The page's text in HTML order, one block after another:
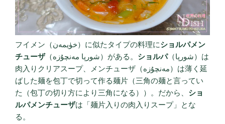
フイメン（خۈيمەن）に似たタイプの料理にショルパメン
チューザ
（شورپا مەنچۇزە）がある。 ショルパ（شورپا）は
肉入りクリアスープ、メンチューザ（مەنچۇزە）は薄く延
ばした麺を包丁で切って作る麺片（三角の麺と言ってい
た（包丁の切り方により三角になる））。だから、 ショ
ルパメンチューザは「麺片入りの肉入りスープ」とな
る。